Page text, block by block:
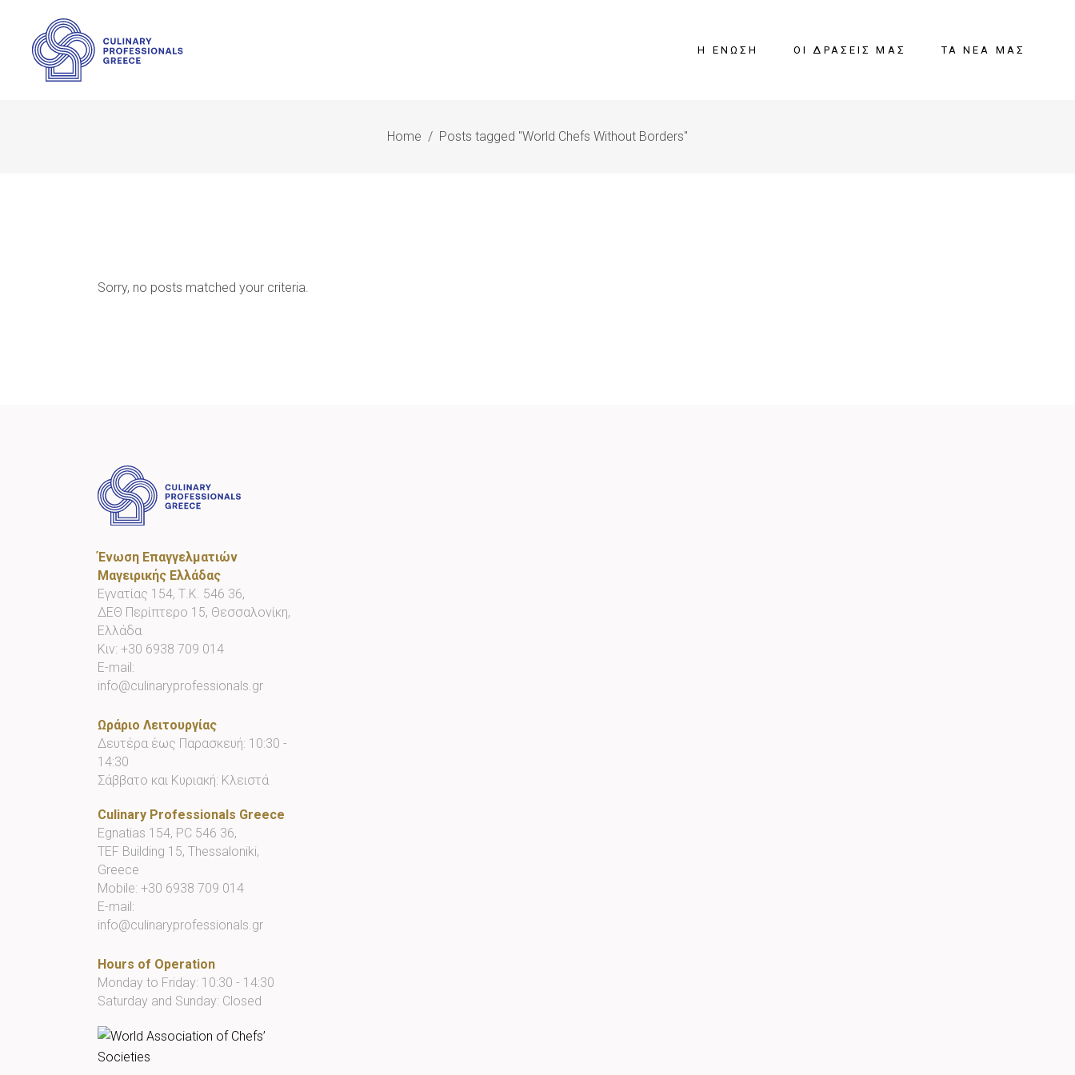
Η ΈΝΩΣΗ ΟΙ ΔΡΆΣΕΙΣ ΜΑΣ ΤΑ ΝΈΑ ΜΑΣ
Home / Posts tagged "World Chefs Without Borders"
Sorry, no posts matched your criteria.
Ένωση Επαγγελματιών
Μαγειρικής Ελλάδας
Εγνατίας 154, Τ.Κ. 546 36,
ΔΕΘ Περίπτερο 15, Θεσσαλονίκη,
Ελλάδα
Κιν: +30 6938 709 014
E-mail:
info@culinaryprofessionals.gr
Ωράριο Λειτουργίας
Δευτέρα έως Παρασκευή: 10:30 -
14:30
Σάββατο και Κυριακή: Κλειστά
Culinary Professionals Greece
Egnatias 154, PC 546 36,
TEF Building 15, Thessaloniki,
Greece
Mobile: +30 6938 709 014
E-mail:
info@culinaryprofessionals.gr
Hours of Operation
Monday to Friday: 10:30 - 14:30
Saturday and Sunday: Closed